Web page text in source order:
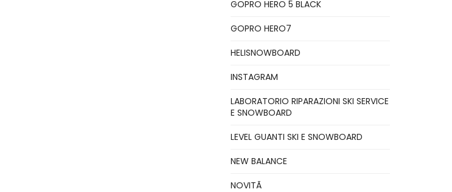
GOPRO HERO 5 BLACK
GOPRO HERO7
HELISNOWBOARD
INSTAGRAM
LABORATORIO RIPARAZIONI SKI SERVICE
E SNOWBOARD
LEVEL GUANTI SKI E SNOWBOARD
NEW BALANCE
NOVITÃ